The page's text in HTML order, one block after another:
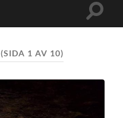
Slå
(SIDA 1 AV 10)